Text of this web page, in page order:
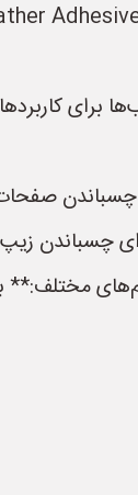
زیپ،
مختلف:**